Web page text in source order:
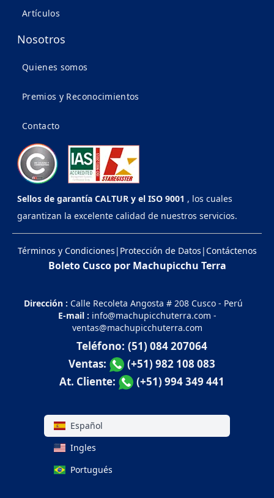
Artículos
Nosotros
Quienes somos
Premios y Reconocimientos
Contacto
Sellos de garantía CALTUR y el ISO 9001 , los cuales
garantizan la excelente calidad de nuestros servicios.
Términos y Condiciones | Protección de Datos |Contáctenos
Boleto Cusco por Machupicchu Terra
Dirección : Calle Recoleta Angosta # 208 Cusco - Perú
E-mail : info@machupicchuterra.com -
ventas@machupicchuterra.com
Teléfono: (51) 084 207064
Ventas:
(+51) 982 108 083
At. Cliente:
(+51) 994 349 441
Español
Ingles
Portugués